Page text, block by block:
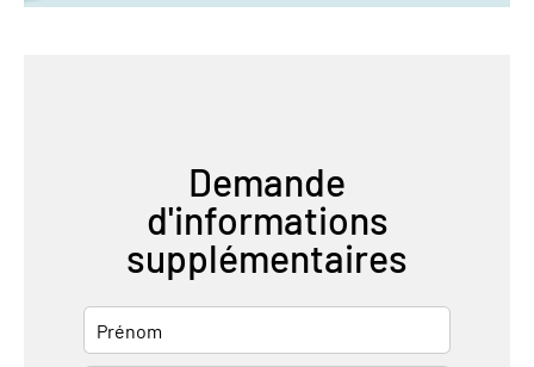
Demande
d'informations
supplémentaires